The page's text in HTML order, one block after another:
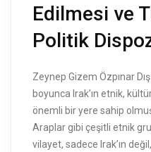
Edilmesi ve
Politik
Zeynep Gizem Özpınar
boyunca Irak’ın etnik,
önemli bir yere sahip
Araplar gibi çeşitli etnik
vilayet, sadece Irak’ın